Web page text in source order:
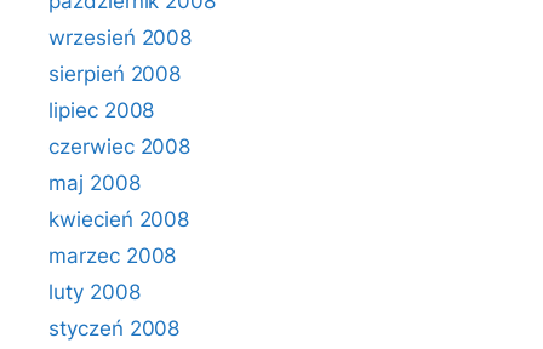
wrzesień 2008
sierpień 2008
lipiec 2008
czerwiec 2008
maj 2008
kwiecień 2008
marzec 2008
luty 2008
styczeń 2008